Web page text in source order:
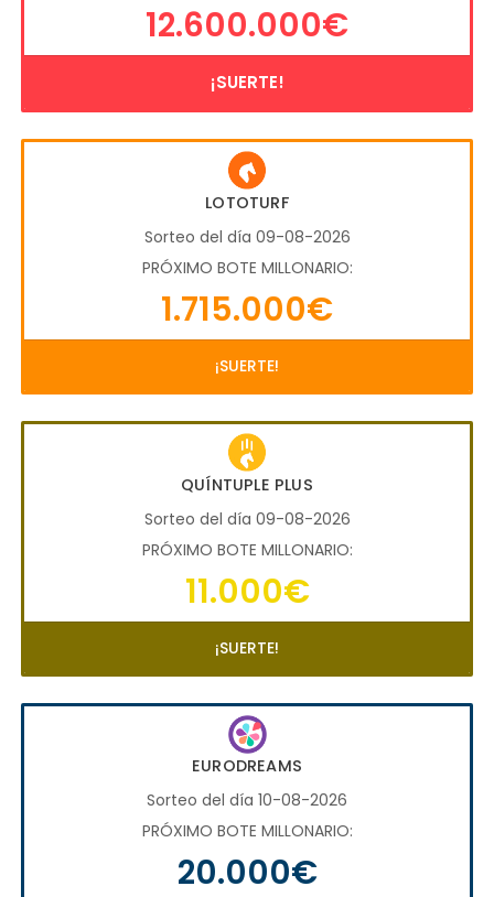
12.600.000€
¡SUERTE!
LOTOTURF
Sorteo del día 09-08-2026
PRÓXIMO BOTE MILLONARIO:
1.715.000€
¡SUERTE!
QUÍNTUPLE PLUS
Sorteo del día 09-08-2026
PRÓXIMO BOTE MILLONARIO:
11.000€
¡SUERTE!
EURODREAMS
Sorteo del día 10-08-2026
PRÓXIMO BOTE MILLONARIO:
20.000€